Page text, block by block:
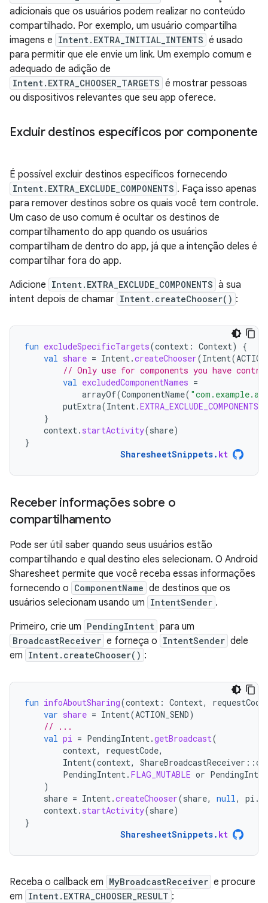
adicionais que os usuários podem realizar no conteúdo
compartilhado. Por exemplo, um usuário compartilha
imagens e Intent.EXTRA_INITIAL_INTENTS é usado
para permitir que ele envie um link. Um exemplo comum e
adequado de adição de
Intent.EXTRA_CHOOSER_TARGETS é mostrar pessoas
ou dispositivos relevantes que seu app oferece.
Excluir destinos específicos por componente
É possível excluir destinos específicos fornecendo
Intent.EXTRA_EXCLUDE_COMPONENTS . Faça isso apenas
para remover destinos sobre os quais você tem controle.
Um caso de uso comum é ocultar os destinos de
compartilhamento do app quando os usuários
compartilham de dentro do app, já que a intenção deles é
compartilhar fora do app.
Adicione Intent.EXTRA_EXCLUDE_COMPONENTS à sua
intent depois de chamar Intent.createChooser() :
fun excludeSpecificTargets(context : Context)
{
val share = Intent .createChooser(Intent(
// Only use for components you have
val excludedComponentNames =
arrayOf(ComponentName(
putExtra(Intent .EXTRA_EXCLUDE_COMPONENTS
}
context . startActivity(share)
}
SharesheetSnippets. kt
Receber informações sobre o
compartilhamento
Pode ser útil saber quando seus usuários estão
compartilhando e qual destino eles selecionam. O Android
Sharesheet permite que você receba essas informações
fornecendo o ComponentName de destinos que os
usuários selecionam usando um IntentSender .
Primeiro, crie um PendingIntent para um
BroadcastReceiver e forneça o IntentSender dele
em Intent.createChooser() :
fun infoAboutSharing(context : Context, requestCode
var share = Intent(ACTION_SEND)
// ...
val pi = PendingIntent .getBroadcast(
context, requestCode,
Intent(context, ShareBroadcastReceiver ::
PendingIntent . FLAG_MUTABLE or
)
share = Intent .createChooser(share, null , pi .
context . startActivity(share)
}
SharesheetSnippets. kt
Receba o callback em MyBroadcastReceiver e procure
em Intent.EXTRA_CHOOSER_RESULT :